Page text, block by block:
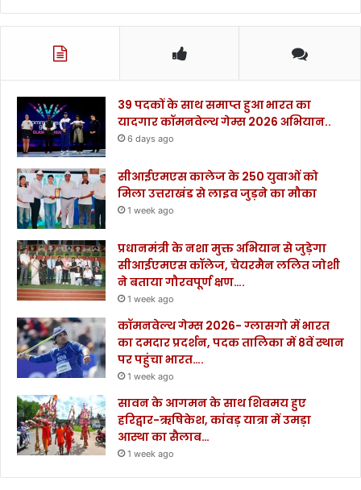
39 पदकों के साथ समाप्त हुआ भारत का
यादगार कॉमनवेल्थ गेम्स 2026 अभियान..
6 days ago
सीआईएमएस कालेज के 250 युवाओं को
मिला उत्तराखंड से लाइव जुड़ने का मौका
1 week ago
प्रधानमंत्री के नशा मुक्त अभियान से जुड़ेगा
सीआईएमएस कॉलेज, चेयरमैन ललित जोशी
ने बताया गौरवपूर्ण क्षण….
1 week ago
कॉमनवेल्थ गेम्स 2026- ग्लासगो में भारत
का दमदार प्रदर्शन, पदक तालिका में 8वें स्थान
पर पहुंचा भारत….
1 week ago
सावन के आगमन के साथ शिवमय हुए
हरिद्वार-ऋषिकेश, कांवड़ यात्रा में उमड़ा
आस्था का सैलाब…
1 week ago